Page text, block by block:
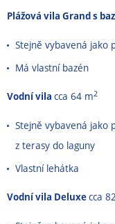
Plážová vila Grand s
Stejně vybavená jako
Má vlastní bazén
Vodní vila cca 64 m2
Stejně vybavená jako
z terasy do laguny
Vlastní lehátka
Vodní vila Deluxecca